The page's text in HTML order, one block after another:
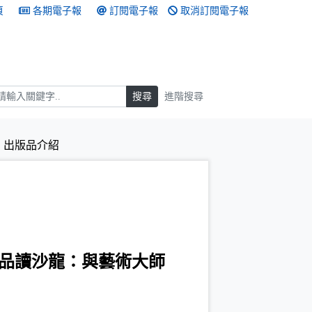
各期電子報 訂閱電子報 取消訂閱電子報
搜尋 進階搜尋
出版品介紹
讀沙龍：與藝術大師